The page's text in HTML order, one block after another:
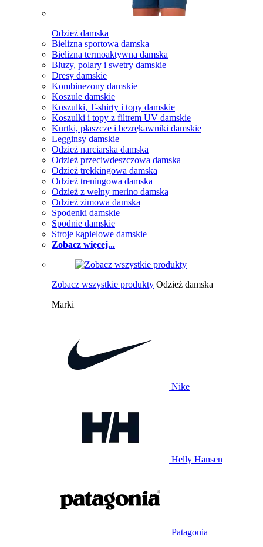
Odzież damska
Bielizna sportowa damska
Bielizna termoaktywna damska
Bluzy, polary i swetry damskie
Dresy damskie
Kombinezony damskie
Koszule damskie
Koszulki, T-shirty i topy damskie
Koszulki i topy z filtrem UV damskie
Kurtki, płaszcze i bezrękawniki damskie
Legginsy damskie
Odzież narciarska damska
Odzież przeciwdeszczowa damska
Odzież trekkingowa damska
Odzież treningowa damska
Odzież z wełny merino damska
Odzież zimowa damska
Spodenki damskie
Spodnie damskie
Stroje kąpielowe damskie
Zobacz więcej...
Zobacz wszystkie produkty Odzież damska
Marki
Nike
Helly Hansen
Patagonia